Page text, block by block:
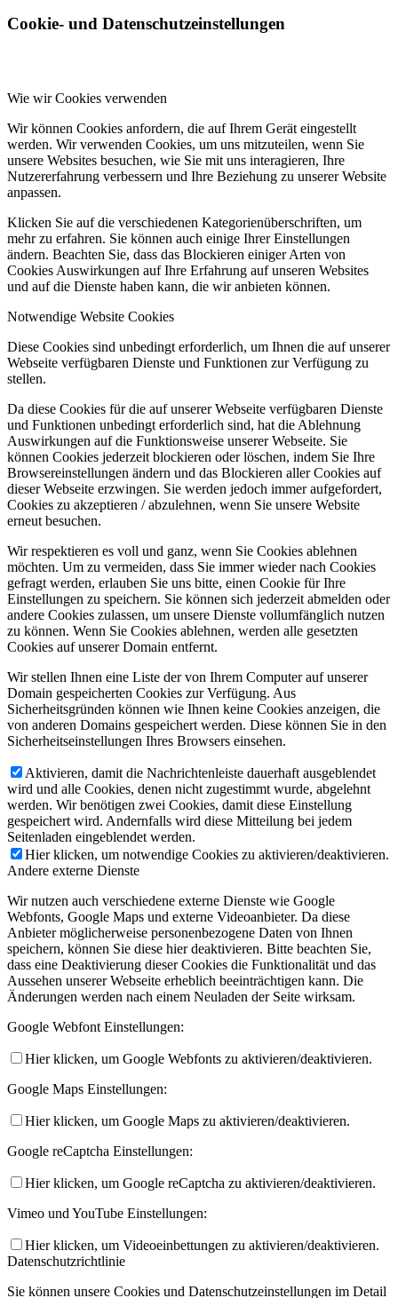
Cookie- und Datenschutzeinstellungen
Wie wir Cookies verwenden
Wir können Cookies anfordern, die auf Ihrem Gerät eingestellt
werden. Wir verwenden Cookies, um uns mitzuteilen, wenn Sie
unsere Websites besuchen, wie Sie mit uns interagieren, Ihre
Nutzererfahrung verbessern und Ihre Beziehung zu unserer Website
anpassen.
Klicken Sie auf die verschiedenen Kategorienüberschriften, um
mehr zu erfahren. Sie können auch einige Ihrer Einstellungen
ändern. Beachten Sie, dass das Blockieren einiger Arten von
Cookies Auswirkungen auf Ihre Erfahrung auf unseren Websites
und auf die Dienste haben kann, die wir anbieten können.
Notwendige Website Cookies
Diese Cookies sind unbedingt erforderlich, um Ihnen die auf unserer
Webseite verfügbaren Dienste und Funktionen zur Verfügung zu
stellen.
Da diese Cookies für die auf unserer Webseite verfügbaren Dienste
und Funktionen unbedingt erforderlich sind, hat die Ablehnung
Auswirkungen auf die Funktionsweise unserer Webseite. Sie
können Cookies jederzeit blockieren oder löschen, indem Sie Ihre
Browsereinstellungen ändern und das Blockieren aller Cookies auf
dieser Webseite erzwingen. Sie werden jedoch immer aufgefordert,
Cookies zu akzeptieren / abzulehnen, wenn Sie unsere Website
erneut besuchen.
Wir respektieren es voll und ganz, wenn Sie Cookies ablehnen
möchten. Um zu vermeiden, dass Sie immer wieder nach Cookies
gefragt werden, erlauben Sie uns bitte, einen Cookie für Ihre
Einstellungen zu speichern. Sie können sich jederzeit abmelden oder
andere Cookies zulassen, um unsere Dienste vollumfänglich nutzen
zu können. Wenn Sie Cookies ablehnen, werden alle gesetzten
Cookies auf unserer Domain entfernt.
Wir stellen Ihnen eine Liste der von Ihrem Computer auf unserer
Domain gespeicherten Cookies zur Verfügung. Aus
Sicherheitsgründen können wie Ihnen keine Cookies anzeigen, die
von anderen Domains gespeichert werden. Diese können Sie in den
Sicherheitseinstellungen Ihres Browsers einsehen.
Aktivieren, damit die Nachrichtenleiste dauerhaft ausgeblendet
wird und alle Cookies, denen nicht zugestimmt wurde, abgelehnt
werden. Wir benötigen zwei Cookies, damit diese Einstellung
gespeichert wird. Andernfalls wird diese Mitteilung bei jedem
Seitenladen eingeblendet werden.
Hier klicken, um notwendige Cookies zu aktivieren/deaktivieren.
Andere externe Dienste
Wir nutzen auch verschiedene externe Dienste wie Google
Webfonts, Google Maps und externe Videoanbieter. Da diese
Anbieter möglicherweise personenbezogene Daten von Ihnen
speichern, können Sie diese hier deaktivieren. Bitte beachten Sie,
dass eine Deaktivierung dieser Cookies die Funktionalität und das
Aussehen unserer Webseite erheblich beeinträchtigen kann. Die
Änderungen werden nach einem Neuladen der Seite wirksam.
Google Webfont Einstellungen:
Hier klicken, um Google Webfonts zu aktivieren/deaktivieren.
Google Maps Einstellungen:
Hier klicken, um Google Maps zu aktivieren/deaktivieren.
Google reCaptcha Einstellungen:
Hier klicken, um Google reCaptcha zu aktivieren/deaktivieren.
Vimeo und YouTube Einstellungen:
Hier klicken, um Videoeinbettungen zu aktivieren/deaktivieren.
Datenschutzrichtlinie
Sie können unsere Cookies und Datenschutzeinstellungen im Detail